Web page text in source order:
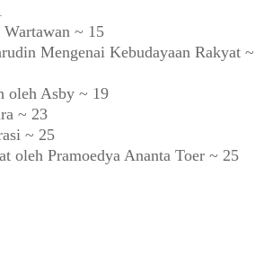
Wartawan ~ 15
Mengenai Kebudayaan Rakyat ~
oleh Asby ~ 19
~ 23
~ 25
oleh Pramoedya Ananta Toer ~ 25